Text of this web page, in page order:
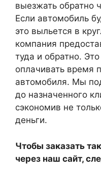
выезжать обратно
Если автомобиль
это выльется в
компания
туда и обратно.
оплачивать время
автомобиля. Мы
до назначенного
сэкономив не
деньги.
Чтобы заказать
через наш сайт,